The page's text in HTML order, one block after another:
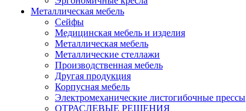
Металлическая мебель
Сейфы
Медицинская мебель и изделия
Металлическая мебель
Металлические стеллажи
Производственная мебель
Другая продукция
Корпусная мебель
Электромеханические листогибочные прессы
ОТРАСЛЕВЫЕ РЕШЕНИЯ